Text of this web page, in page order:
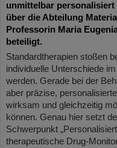
unmittelbar personalisiert
über die Abteilung
Professorin Maria
beteiligt.
Standardtherapien stoßen
individuelle Unterschiede
werden. Gerade bei der
aber präzise,
wirksam und gleichzeitig
können. Genau hier setzt
Schwerpunkt
therapeutische Drug-